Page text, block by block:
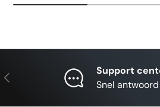
Vorige
Support
Snel